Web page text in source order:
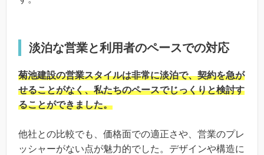
淡泊な営業と利用者のペースでの対応
菊池建設の営業スタイルは非常に淡泊で、契約を急が
せることがなく、私たちのペースでじっくりと検討す
ることができました。
他社との比較でも、価格面での適正さや、営業のプレ
ッシャーがない点が魅力的でした。デザインや構造に